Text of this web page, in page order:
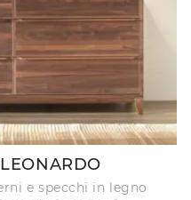
e specchi in legno